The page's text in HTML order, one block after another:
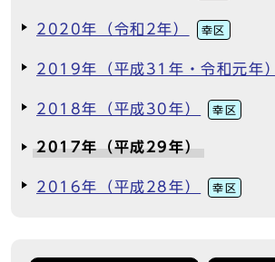
2020年（令和2年） 幸区
2019年（平成31年・令和元年）
2018年（平成30年） 幸区
2017年（平成29年）
2016年（平成28年） 幸区